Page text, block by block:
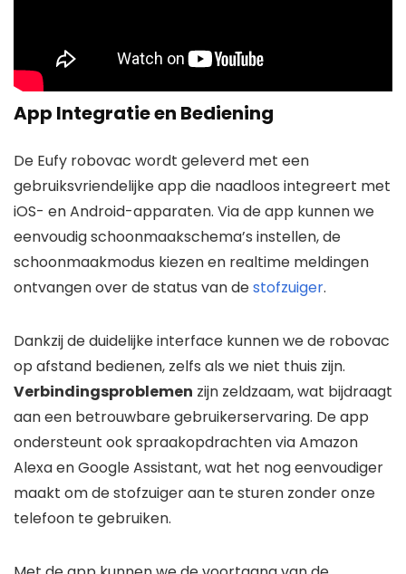
App Integratie en Bediening
De Eufy robovac wordt geleverd met een
gebruiksvriendelijke app die naadloos integreert met
iOS- en Android-apparaten. Via de app kunnen we
eenvoudig schoonmaakschema’s instellen, de
schoonmaakmodus kiezen en realtime meldingen
ontvangen over de status van destofzuiger.
Dankzij de duidelijke interface kunnen we de robovac
op afstand bedienen, zelfs als we niet thuis zijn.
Verbindingsproblemen zijn zeldzaam, wat bijdraagt
aan een betrouwbare gebruikerservaring. De app
ondersteunt ook spraakopdrachten via Amazon
Alexa en Google Assistant, wat het nog eenvoudiger
maakt om de stofzuiger aan te sturen zonder onze
telefoon te gebruiken.